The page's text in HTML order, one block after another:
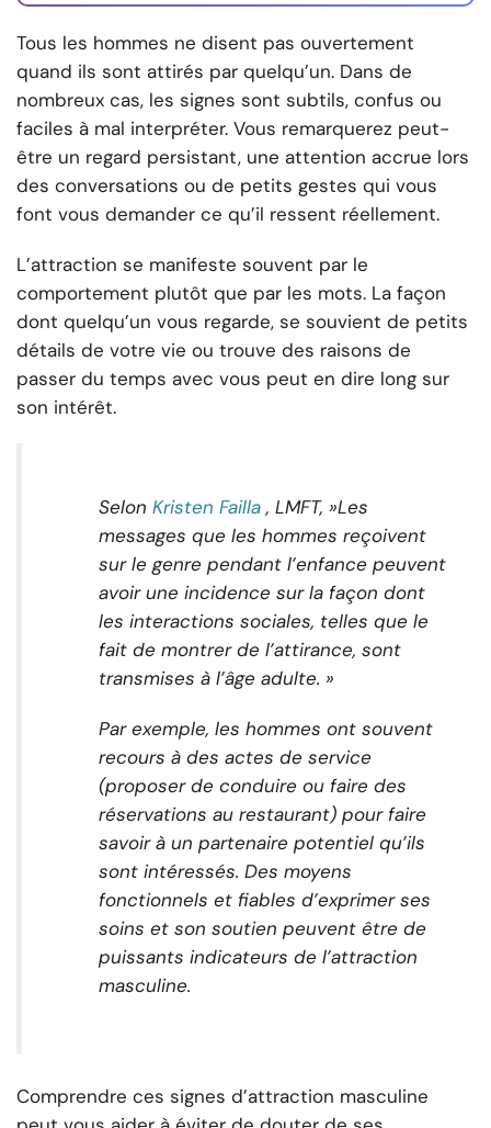
Tous les hommes ne disent pas ouvertement
quand ils sont attirés par quelqu’un. Dans de
nombreux cas, les signes sont subtils, confus ou
faciles à mal interpréter. Vous remarquerez peut-
être un regard persistant, une attention accrue lors
des conversations ou de petits gestes qui vous
font vous demander ce qu’il ressent réellement.
L’attraction se manifeste souvent par le
comportement plutôt que par les mots. La façon
dont quelqu’un vous regarde, se souvient de petits
détails de votre vie ou trouve des raisons de
passer du temps avec vous peut en dire long sur
son intérêt.
Selon Kristen Failla , LMFT, »Les
messages que les hommes reçoivent
sur le genre pendant l’enfance peuvent
avoir une incidence sur la façon dont
les interactions sociales, telles que le
fait de montrer de l’attirance, sont
transmises à l’âge adulte. »
Par exemple, les hommes ont souvent
recours à des actes de service
(proposer de conduire ou faire des
réservations au restaurant) pour faire
savoir à un partenaire potentiel qu’ils
sont intéressés. Des moyens
fonctionnels et fiables d’exprimer ses
soins et son soutien peuvent être de
puissants indicateurs de l’attraction
masculine.
Comprendre ces signes d’attraction masculine